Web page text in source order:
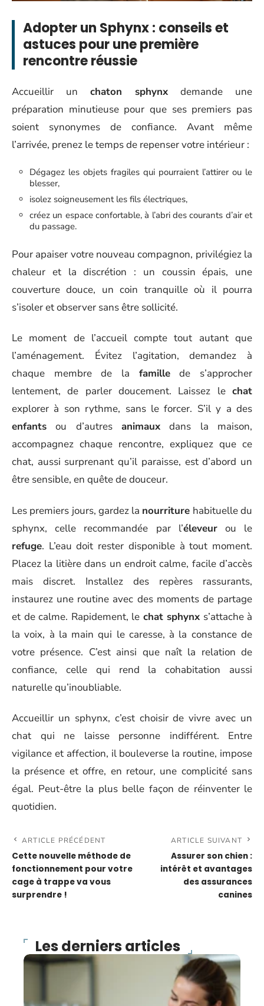
Adopter un Sphynx : conseils et
astuces pour une première
rencontre réussie
Accueillir un chaton sphynx demande une
préparation minutieuse pour que ses premiers pas
soient synonymes de confiance. Avant même
l’arrivée, prenez le temps de repenser votre intérieur :
Dégagez les objets fragiles qui pourraient l’attirer ou le
blesser,
isolez soigneusement les fils électriques,
créez un espace confortable, à l’abri des courants d’air et
du passage.
Pour apaiser votre nouveau compagnon, privilégiez la
chaleur et la discrétion : un coussin épais, une
couverture douce, un coin tranquille où il pourra
s’isoler et observer sans être sollicité.
Le moment de l’accueil compte tout autant que
l’aménagement. Évitez l’agitation, demandez à
chaque membre de la famillede s’approcher
lentement, de parler doucement. Laissez le chat
explorer à son rythme, sans le forcer. S’il y a des
enfants ou d’autres animaux dans la maison,
accompagnez chaque rencontre, expliquez que ce
chat, aussi surprenant qu’il paraisse, est d’abord un
être sensible, en quête de douceur.
Les premiers jours, gardez la nourriture habituelle du
sphynx, celle recommandée par l’éleveurou le
refuge. L’eau doit rester disponible à tout moment.
Placez la litière dans un endroit calme, facile d’accès
mais discret. Installez des repères rassurants,
instaurez une routine avec des moments de partage
et de calme. Rapidement, le chat sphynx s’attache à
la voix, à la main qui le caresse, à la constance de
votre présence. C’est ainsi que naît la relation de
confiance, celle qui rend la cohabitation aussi
naturelle qu’inoubliable.
Accueillir un sphynx, c’est choisir de vivre avec un
chat qui ne laisse personne indifférent. Entre
vigilance et affection, il bouleverse la routine, impose
la présence et offre, en retour, une complicité sans
égal. Peut-être la plus belle façon de réinventer le
quotidien.
ARTICLE PRÉCÉDENT
Cette nouvelle méthode de
fonctionnement pour votre
cage à trappe va vous
surprendre !
ARTICLE SUIVANT
Assurer son chien :
intérêt et avantages
des assurances
canines
Les derniers articles